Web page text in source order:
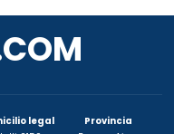
legal
Provincia